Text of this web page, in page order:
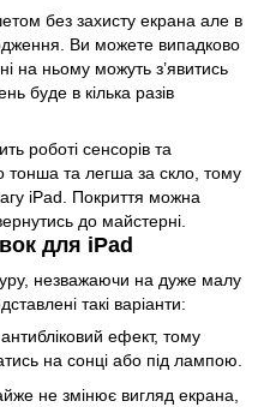
без захисту екрана але в
Ви можете випадково
на ньому можуть з’явитись
буде в кілька разів
роботі сенсорів та
тонша та легша за скло , тому
iPad. Покриття можна
до майстерні.
для iPad
незважаючи на дуже малу
такі варіанти:
ефект, тому
на сонці або під лампою.
не змінює вигляд екрана,